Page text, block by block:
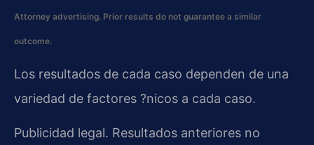
Attorney advertising. Prior results do not guarantee a similar
outcome.
Los resultados de cada caso dependen de una
variedad de factores ?nicos a cada caso.
Publicidad legal. Resultados anteriores no